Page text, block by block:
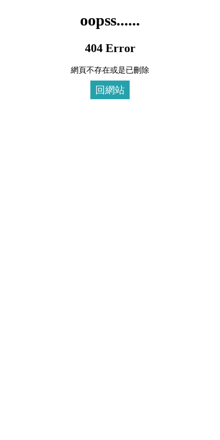
oopss......
404 Error
網頁不存在或是已刪除
回網站